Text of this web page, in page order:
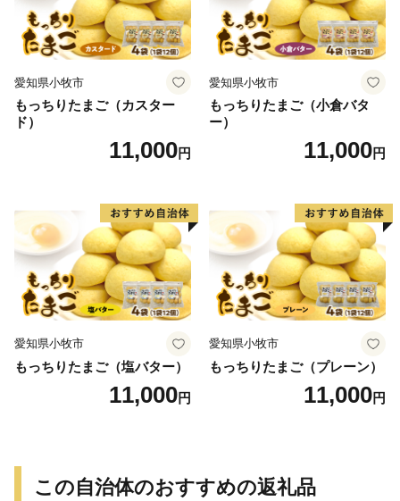
愛知県小牧市
もっちりたまご（カスター
ド）
11,000円
愛知県小牧市
もっちりたまご（小倉バタ
ー）
11,000円
愛知県小牧市
もっちりたまご（塩バター）
11,000円
愛知県小牧市
もっちりたまご（プレーン）
11,000円
この自治体のおすすめの返礼品